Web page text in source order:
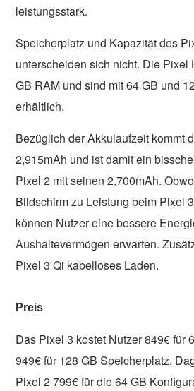
leistungsstark.
Speicherplatz und Kapazität des
unterscheiden sich nicht. Die Pixel
GB RAM und sind mit 64 GB und
erhältlich.
Bezüglich der Akkulaufzeit kommt
2,915mAh und ist damit ein
Pixel 2 mit seinen 2,700mAh.
Bildschirm zu Leistung beim Pixel
können Nutzer eine bessere
Aushaltevermögen erwarten.
Pixel 3 Qi kabelloses Laden.
Preis
Das Pixel 3 kostet Nutzer 849€ für
949€ für 128 GB Speicherplatz.
Pixel 2 799€ für die 64 GB